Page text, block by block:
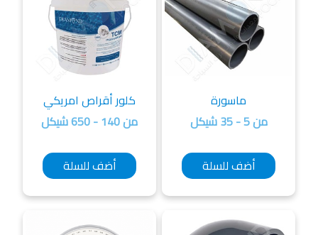
أضف للسلة
كلور أقراص امريكي
أضف للسلة